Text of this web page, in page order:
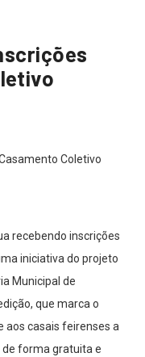
recebendo inscrições
iniciativa do projeto
Municipal de
que marca o
aos casais feirenses a
forma gratuita e